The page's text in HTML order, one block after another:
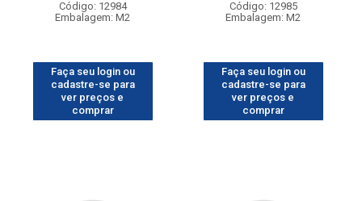
Código: 12984
Embalagem: M2
Faça seu login ou
cadastre-se para
ver preços e
comprar
Código: 12985
Embalagem: M2
Faça seu login ou
cadastre-se para
ver preços e
comprar